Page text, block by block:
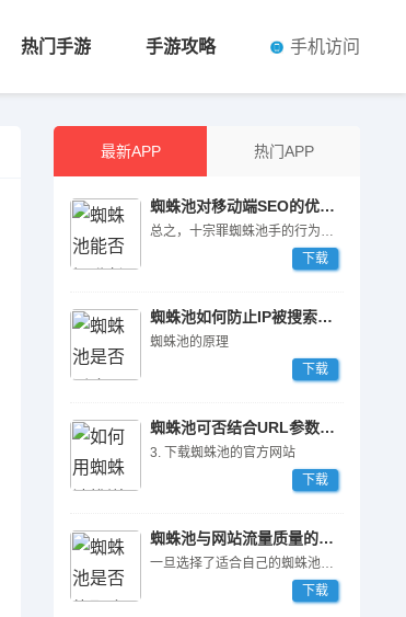
手机访问
热门手游 手游攻略
最新APP 热门APP
蜘蛛池对移动端SEO的优化作用
总之，十宗罪蜘蛛池手的行为对整个SEO行业造成了严重的危害和影响，我们需要加强监管和打击力度，共同维护行业的健康和良性****展。
下载
蜘蛛池如何防止IP被搜索引擎封禁
蜘蛛池的原理
下载
蜘蛛池可否结合URL参数过滤规则？
3. 下载蜘蛛池的官方网站
下载
蜘蛛池与网站流量质量的关联
一旦选择了适合自己的蜘蛛池程序，接下来就是搭建蜘蛛池服务器。蜘蛛池服务器的选择对于蜘蛛池的性能和稳定性有着非常大的影响。通常情况下，建议选择高性能的服务器，并且保证服务器的带宽足够大。此外，还需要考虑到服务器的地理位置，选择离自己网站所在地区较近的服务器可以减少访问延迟，提升蜘蛛池的效率。
下载